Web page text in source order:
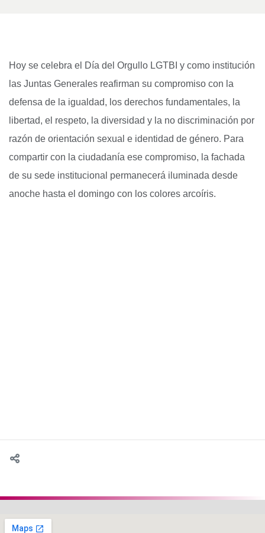
Hoy se celebra el Día del Orgullo LGTBI y como institución
las Juntas Generales reafirman su compromiso con la
defensa de la igualdad, los derechos fundamentales, la
libertad, el respeto, la diversidad y la no discriminación por
razón de orientación sexual e identidad de género. Para
compartir con la ciudadanía ese compromiso, la fachada
de su sede institucional permanecerá iluminada desde
anoche hasta el domingo con los colores arcoíris.